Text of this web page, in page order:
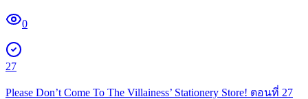
0
27
Please Don’t Come To The Villainess’ Stationery Store! ตอนที่ 27